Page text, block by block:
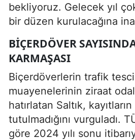
bekliyoruz. Gelecek yıl
bir düzen kurulacağına
BIÇERDÖVER
KARMAŞASI
Biçerdöverlerin trafik
muayenelerinin ziraat
hatırlatan Saltık, kayıtların
tutulmadığını vurguladı.
göre 2024 yılı sonu